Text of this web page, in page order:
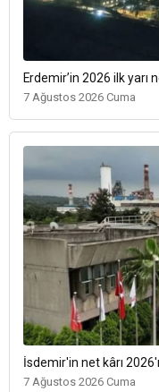
Erdemir’in 2026 ilk yarı
7 Ağustos 2026 Cuma
İsdemir'in net kârı
7 Ağustos 2026 Cuma